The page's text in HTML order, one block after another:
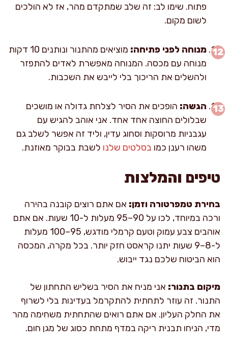
פתוח. שימו לב: זה שלב שמתקדם מהר, אז לא הולכים
לשום מקום.
מנוחה לפני פתיחה:
מוציאים מהתנור ונותנים 10 דקות
מנוחה עם מכסה. המנוחה מאפשרת לאדים להתפזר
ולהשלים את הריכוך בלי לייבש את השכבות.
הגשה: הופכים את הסיר לצלחת גדולה או מושכים
שבלולים החוצה אחד אחד. אני אוהב להגיש עם
עגבניות מרוסקות וסחוג עדין, וליד זה אפשר לשלב גם
משהו רענן כמו בסלטים שלנו לשבת בבוקר מאוזנת.
טיפים והמלצות
בחירת טמפרטורה וזמן: אם אתם רוצים קובנה בהירה
ורכה במיוחד, לכו על 90–95 מעלות ל-10 שעות. אם אתם
אוהבים צבע עמוק וטעם קרמלי מודגש, 95–100 מעלות
ל-8–9 שעות יתנו קראסט חזק יותר. בכל מקרה, המכסה
הוא הביטוח שלכם נגד ייבוש.
מיקום בתנור: אני מניח את הסיר בשליש התחתון של
התנור. זה עוזר לתחתית להתקרמל בעדינות בלי לשרוף
את החלק העליון. אם אתם רואים שהתחתית משחימה מהר
מדי, הניחו תבנית ריקה במדף מתחת כסוג של מגן חום.